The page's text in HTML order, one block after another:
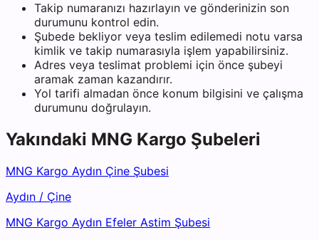
Takip numaranızı hazırlayın ve gönderinizin son
durumunu kontrol edin.
Şubede bekliyor veya teslim edilemedi notu varsa
kimlik ve takip numarasıyla işlem yapabilirsiniz.
Adres veya teslimat problemi için önce şubeyi
aramak zaman kazandırır.
Yol tarifi almadan önce konum bilgisini ve çalışma
durumunu doğrulayın.
Yakındaki MNG Kargo Şubeleri
MNG Kargo Aydın Çine Şubesi
Aydın / Çine
MNG Kargo Aydın Efeler Astim Şubesi